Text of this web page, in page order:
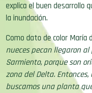
explica el buen desarrollo
la inundación.
Como dato de color María
nueces pecan llegaron
Sarmiento, porque son
zona del Delta.
buscamos una planta